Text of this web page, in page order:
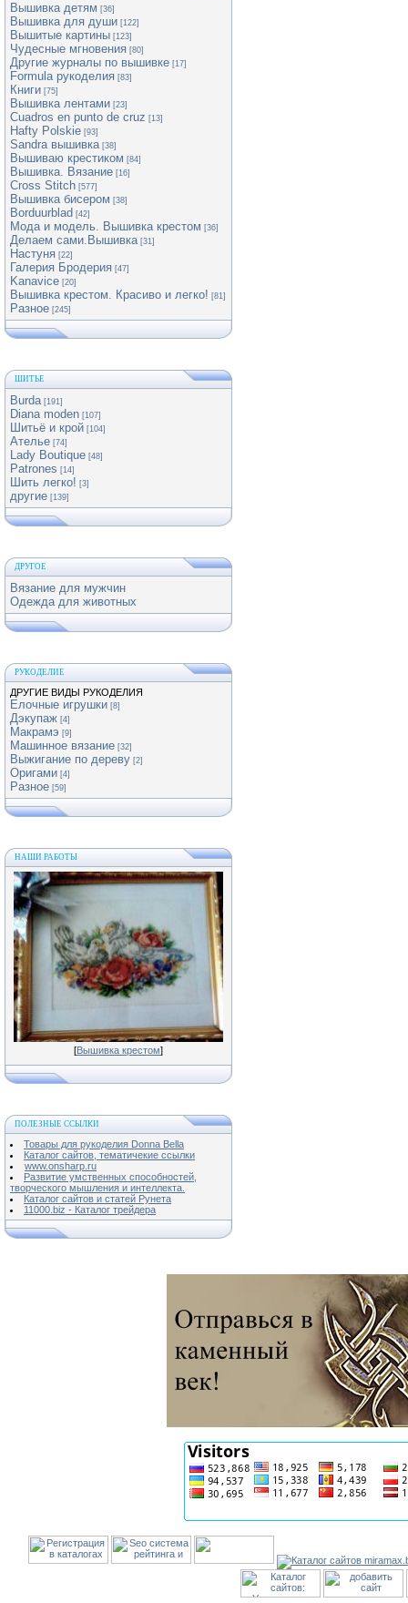
Вышивка детям [36]
Вышивка для души [122]
Вышитые картины [123]
Чудесные мгновения [80]
Другие журналы по вышивке [17]
Formula рукоделия [83]
Книги [75]
Вышивка лентами [23]
Cuadros en punto de cruz [13]
Hafty Polskie [93]
Sandra вышивка [38]
Вышиваю крестиком [84]
Вышивка. Вязание [16]
Cross Stitch [577]
Вышивка бисером [38]
Borduurblad [42]
Мода и модель. Вышивка крестом [36]
Делаем сами.Вышивка [31]
Настуня [22]
Галерия Бродерия [47]
Kanavice [20]
Вышивка крестом. Красиво и легко! [81]
Разное [245]
ШИТЬЕ
Burda [191]
Diana moden [107]
Шитьё и крой [104]
Ателье [74]
Lady Boutique [48]
Patrones [14]
Шить легко! [3]
другие [139]
ДРУГОЕ
Вязание для мужчин
Одежда для животных
РУКОДЕЛИЕ
ДРУГИЕ ВИДЫ РУКОДЕЛИЯ
Елочные игрушки [8]
Дэкупаж [4]
Макрамэ [9]
Машинное вязание [32]
Выжигание по дереву [2]
Оригами [4]
Разное [59]
НАШИ РАБОТЫ
[Вышивка крестом]
ПОЛЕЗНЫЕ ССЫЛКИ
Товары для рукоделия Donna Bella
Каталог сайтов, тематичекие ссылки
www.onsharp.ru
Развитие умственных способностей,
творческого мышления и интеллекта.
Каталог сайтов и статей Рунета
11000.biz - Каталог трейдера